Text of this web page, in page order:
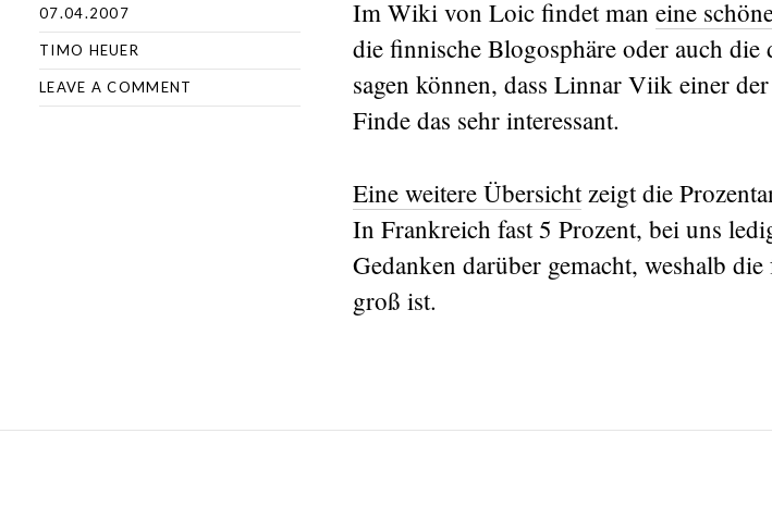
07.04.2007
TIMO HEUER
LEAVE A COMMENT
Im Wiki von Loic findet man eine
die finnische Blogosphäre oder auch die
sagen können, dass Linnar Viik einer
Finde das sehr interessant.
Eine weitere Übersichtzeigt die
In Frankreich fast 5 Prozent, bei uns
Gedanken darüber gemacht, weshalb
groß ist.